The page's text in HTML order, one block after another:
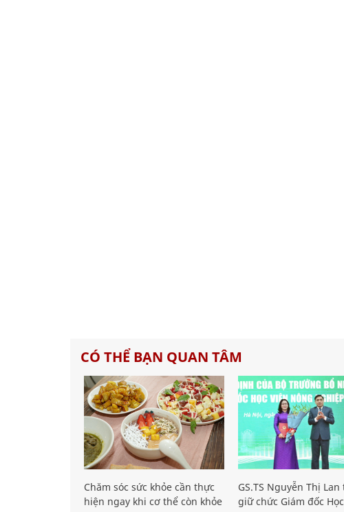
CÓ THỂ BẠN QUAN TÂM
Chăm sóc sức khỏe cần thực
hiện ngay khi cơ thể còn khỏe
GS.TS Nguyễn Thị
giữ chức Giám đốc